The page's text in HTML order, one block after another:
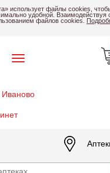
использует файлы cookies,
удобной. Взаимодействуя
файлов cookies.
Иваново